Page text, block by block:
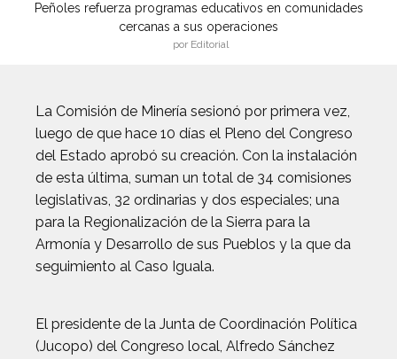
Peñoles refuerza programas educativos en comunidades
cercanas a sus operaciones
por Editorial
La Comisión de Minería sesionó por primera vez,
luego de que hace 10 días el Pleno del Congreso
del Estado aprobó su creación. Con la instalación
de esta última, suman un total de 34 comisiones
legislativas, 32 ordinarias y dos especiales; una
para la Regionalización de la Sierra para la
Armonía y Desarrollo de sus Pueblos y la que da
seguimiento al Caso Iguala.
El presidente de la Junta de Coordinación Política
(Jucopo) del Congreso local, Alfredo Sánchez